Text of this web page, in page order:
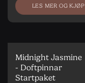
LES MER OG KJØP
Midnight Jasmine
- Doftpinnar
Startpaket